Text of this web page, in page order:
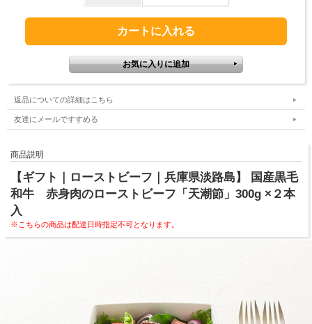
返品についての詳細はこちら
友達にメールですすめる
商品説明
【ギフト｜ローストビーフ｜兵庫県淡路島】 国産黒毛
和牛 赤身肉のローストビーフ「天潮節」300g ×２本
入
※こちらの商品は配達日時指定不可となります。